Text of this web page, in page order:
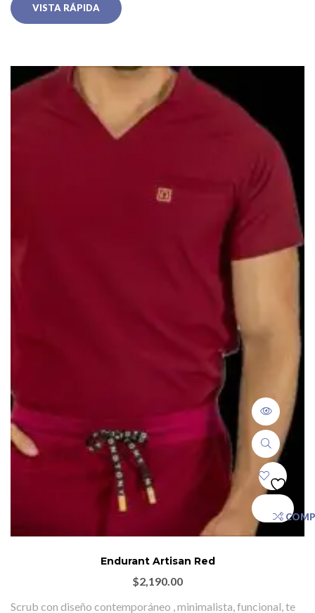
VISTA RÁPIDA
Endurant Artisan Red
$2,190.00
Scrub con diseño contemporáneo , minimalista, funcional, te